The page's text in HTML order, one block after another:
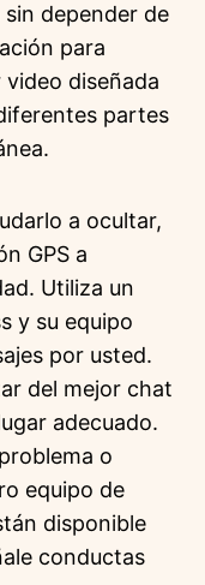
depender de
para
diseñada
partes
a ocultar,
GPS a
Utiliza un
y su equipo
por usted.
del mejor chat
adecuado.
o
equipo de
disponible
conductas